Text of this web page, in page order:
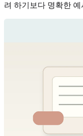
려 하기보다 명확한